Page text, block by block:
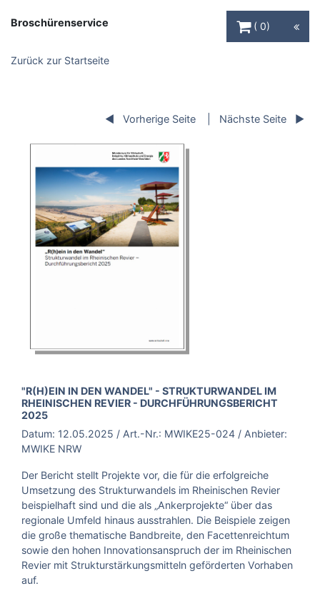
Broschürenservice
0
Zurück zur Startseite
Vorherige Seite Nächste Seite
BROSCHÜRE:
"R(H)EIN IN DEN WANDEL" - STRUKTURWANDEL IM
RHEINISCHEN REVIER - DURCHFÜHRUNGSBERICHT
2025
Datum: 12.05.2025 / Art.-Nr.: MWIKE25-024 / Anbieter:
MWIKE NRW
Der Bericht stellt Projekte vor, die für die erfolgreiche
Umsetzung des Strukturwandels im Rheinischen Revier
beispielhaft sind und die als „Ankerprojekte“ über das
regionale Umfeld hinaus ausstrahlen. Die Beispiele zeigen
die große thematische Bandbreite, den Facettenreichtum
sowie den hohen Inno­vationsanspruch der im Rheinischen
Revier mit Struk­turstärkungsmitteln geförderten Vorhaben
auf.